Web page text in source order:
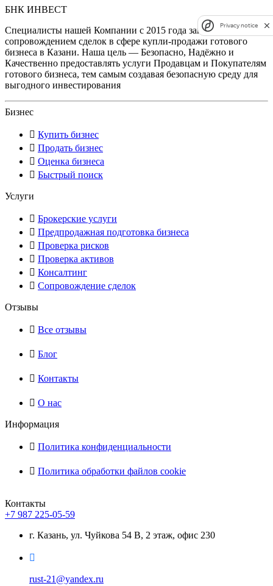
БНК ИНВЕСТ
Специалисты нашей Компании с 2015 года занимаются
сопровождением сделок в сфере купли-продажи готового
бизнеса в Казани. Наша цель — Безопасно, Надёжно и
Качественно предоставлять услуги Продавцам и Покупателям
готового бизнеса, тем самым создавая безопасную среду для
выгодного инвестирования
Бизнес
Купить бизнес
Продать бизнес
Оценка бизнеса
Быстрый поиск
Услуги
Брокерские услуги
Предпродажная подготовка бизнеса
Проверка рисков
Проверка активов
Консалтинг
Сопровождение сделок
Отзывы
Все отзывы
Блог
Контакты
О нас
Информация
Политика конфиденциальности
Политика обработки файлов cookie
Контакты
+7 987 225-05-59
г. Казань, ул. Чуйкова 54 В, 2 этаж, офис 230
rust-21@yandex.ru
Privacy notice